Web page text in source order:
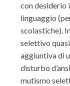
con desiderio
linguaggio
scolastiche).
selettivo
aggiuntiva di
disturbo
mutismo